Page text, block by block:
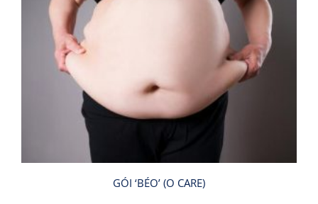
GÓI ‘BÉO’ (O CARE)